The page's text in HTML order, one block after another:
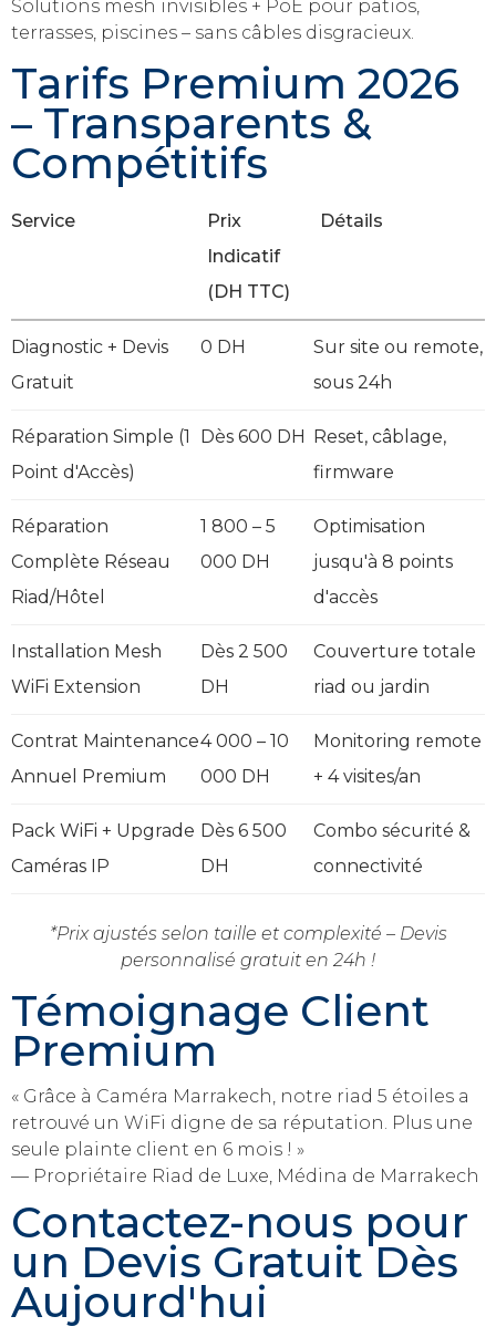
Solutions mesh invisibles + PoE pour patios,
terrasses, piscines – sans câbles disgracieux.
Tarifs Premium 2026
– Transparents &
Compétitifs
Service
Prix
Indicatif
(DH TTC)
Détails
Diagnostic + Devis
Gratuit
0 DH
Sur site ou remote,
sous 24h
Réparation Simple (1
Point d'Accès)
Dès 600 DH Reset, câblage,
firmware
Réparation
Complète Réseau
Riad/Hôtel
1 800 – 5
000 DH
Optimisation
jusqu'à 8 points
d'accès
Installation Mesh
WiFi Extension
Dès 2 500
DH
Couverture totale
riad ou jardin
Contrat Maintenance
Annuel Premium
4 000 – 10
000 DH
Monitoring remote
+ 4 visites/an
Pack WiFi + Upgrade
Caméras IP
Dès 6 500
DH
Combo sécurité &
connectivité
*Prix ajustés selon taille et complexité – Devis
personnalisé gratuit en 24h !
Témoignage Client
Premium
« Grâce à Caméra Marrakech, notre riad 5 étoiles a
retrouvé un WiFi digne de sa réputation. Plus une
seule plainte client en 6 mois ! »
— Propriétaire Riad de Luxe, Médina de Marrakech
Contactez-nous pour
un Devis Gratuit Dès
Aujourd'hui